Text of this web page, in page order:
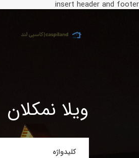
insert header and footer
ویلا نمکلان
کلیدواژه